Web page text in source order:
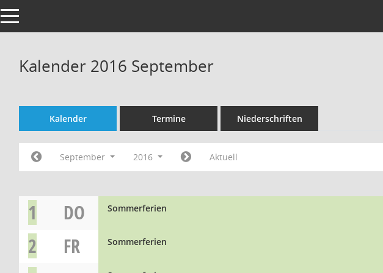
Toggle navigation
Kalender 2016 September
Kalender Termine Niederschriften
September 2016 Aktuell
1 DO Sommerferien
2 FR Sommerferien